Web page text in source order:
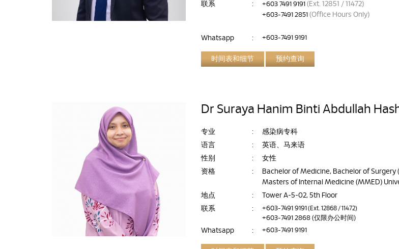
联系
: +603 7491 9191 (Ext. 12851 / 11472)
+603-7491 2851 (Office Hours Only)
Whatsapp : +603-7491 9191
时间表和细节 预约查询
Dr Suraya Hanim Binti Abdullah
专业 :
感染病专科
语言
:
英语、马来语
性别
:
女性
资格
:
Bachelor of Medicine, Bachelor of Surgery
Masters of Internal Medicine (MMED)
地点
:
Tower A-5-02, 5th Floor
联系
: +603-7491 9191 (Ext. 12868 / 11472)
+603-7491 2868 (仅限办公时间)
Whatsapp : +603-7491 9191